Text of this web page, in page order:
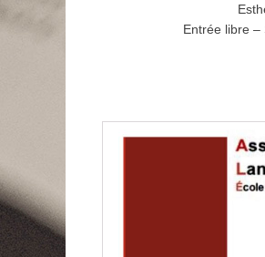
Entrée libre –